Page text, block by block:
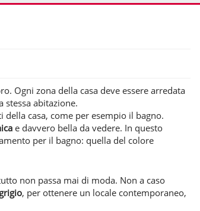
Ogni zona della casa deve essere arredata
stessa abitazione.
casa, come per esempio il bagno.
e davvero bella da vedere. In questo
per il bagno: quella del colore
non passa mai di moda. Non a caso
, per ottenere un locale contemporaneo,